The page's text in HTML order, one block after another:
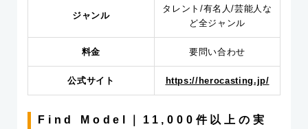
ジャンル
タレント/有名人/芸能人な
ど全ジャンル
料金 要問い合わせ
公式サイト https://herocasting.jp/
Find Model｜11,000件以上の実